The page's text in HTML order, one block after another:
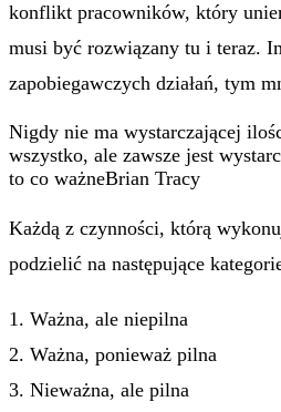
konflikt pracowników, który
musi być rozwiązany tu i teraz.
zapobiegawczych działań, tym
Nigdy nie ma wystarczającej
wszystko, ale zawsze jest
to co ważneBrian Tracy
Każdą z czynności, którą
podzielić na następujące
1. Ważna, ale niepilna
2. Ważna, ponieważ pilna
3. Nieważna, ale pilna